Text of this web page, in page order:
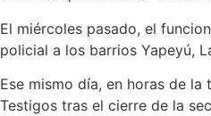
El miércoles pasado, el
policial a los barrios Yapeyú,
Ese mismo día, en horas de
Testigos tras el cierre de la